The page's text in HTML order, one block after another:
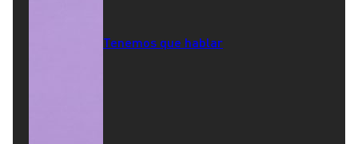
Tenemos que hablar